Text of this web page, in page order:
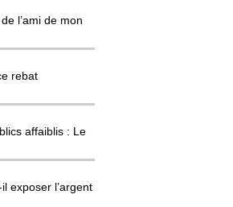
l’ami de mon
rebat
affaiblis : Le
exposer l’argent